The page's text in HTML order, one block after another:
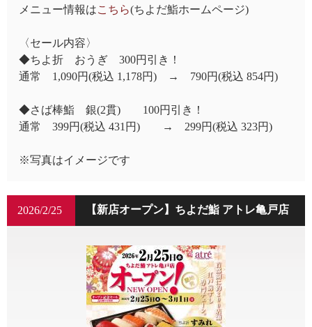
メニュー情報はこちら(ちよだ鮨ホームページ)
〈セール内容〉
◆ちよ折 おうぎ 300円引き！
通常 1,090円(税込 1,178円) → 790円(税込 854円)
◆さば棒鮨 銀(2貫) 100円引き！
通常 399円(税込 431円) → 299円(税込 323円)
※写真はイメージです
【新店オープン】ちよだ鮨 アトレ亀戸店
2026/2/25